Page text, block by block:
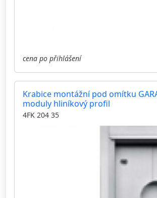
cena po přihlášení
Krabice montážní pod omítku
moduly hliníkový profil
4FK 204 35